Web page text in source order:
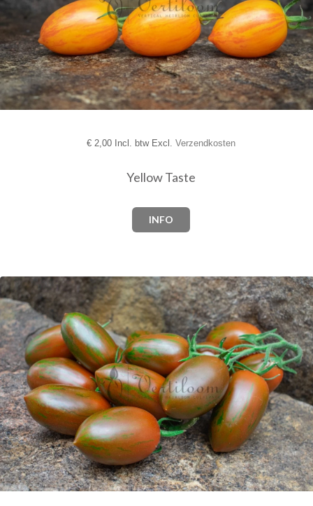
€2,00 Incl. btw Excl. Verzendkosten
Yellow Taste
INFO